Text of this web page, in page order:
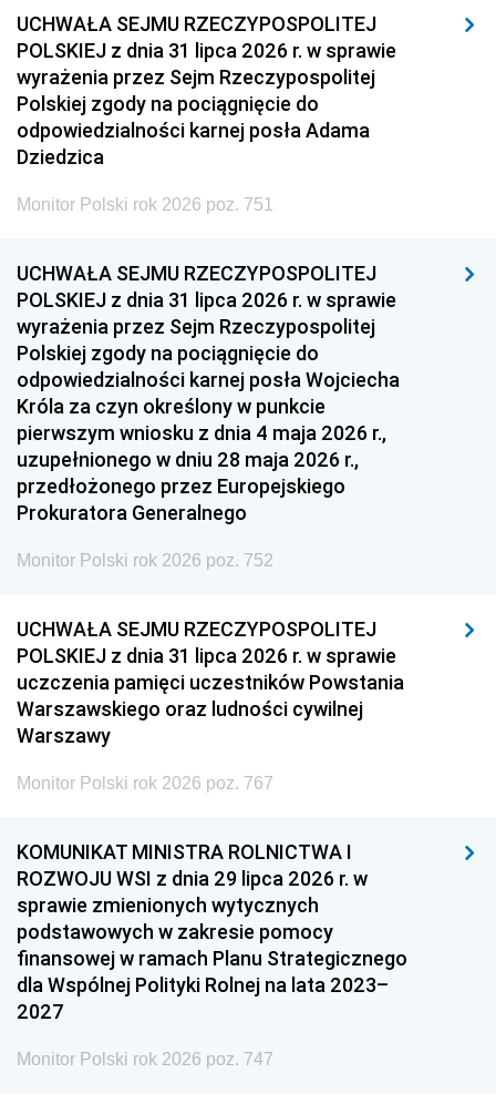
UCHWAŁA SEJMU RZECZYPOSPOLITEJ
POLSKIEJ z dnia 31 lipca 2026 r. w sprawie
wyrażenia przez Sejm Rzeczypospolitej
Polskiej zgody na pociągnięcie do
odpowiedzialności karnej posła Adama
Dziedzica
Monitor Polski rok 2026 poz. 751
UCHWAŁA SEJMU RZECZYPOSPOLITEJ
POLSKIEJ z dnia 31 lipca 2026 r. w sprawie
wyrażenia przez Sejm Rzeczypospolitej
Polskiej zgody na pociągnięcie do
odpowiedzialności karnej posła Wojciecha
Króla za czyn określony w punkcie
pierwszym wniosku z dnia 4 maja 2026 r.,
uzupełnionego w dniu 28 maja 2026 r.,
przedłożonego przez Europejskiego
Prokuratora Generalnego
Monitor Polski rok 2026 poz. 752
UCHWAŁA SEJMU RZECZYPOSPOLITEJ
POLSKIEJ z dnia 31 lipca 2026 r. w sprawie
uczczenia pamięci uczestników Powstania
Warszawskiego oraz ludności cywilnej
Warszawy
Monitor Polski rok 2026 poz. 767
KOMUNIKAT MINISTRA ROLNICTWA I
ROZWOJU WSI z dnia 29 lipca 2026 r. w
sprawie zmienionych wytycznych
podstawowych w zakresie pomocy
finansowej w ramach Planu Strategicznego
dla Wspólnej Polityki Rolnej na lata 2023–
2027
Monitor Polski rok 2026 poz. 747